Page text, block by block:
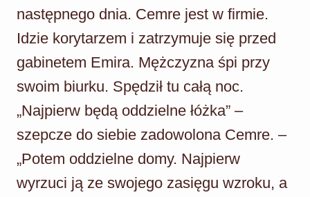
następnego dnia. Cemre jest w firmie.
Idzie korytarzem i zatrzymuje się przed
gabinetem Emira. Mężczyzna śpi przy
swoim biurku. Spędził tu całą noc.
„Najpierw będą oddzielne łóżka” –
szepcze do siebie zadowolona Cemre. –
„Potem oddzielne domy. Najpierw
wyrzuci ją ze swojego zasięgu wzroku, a